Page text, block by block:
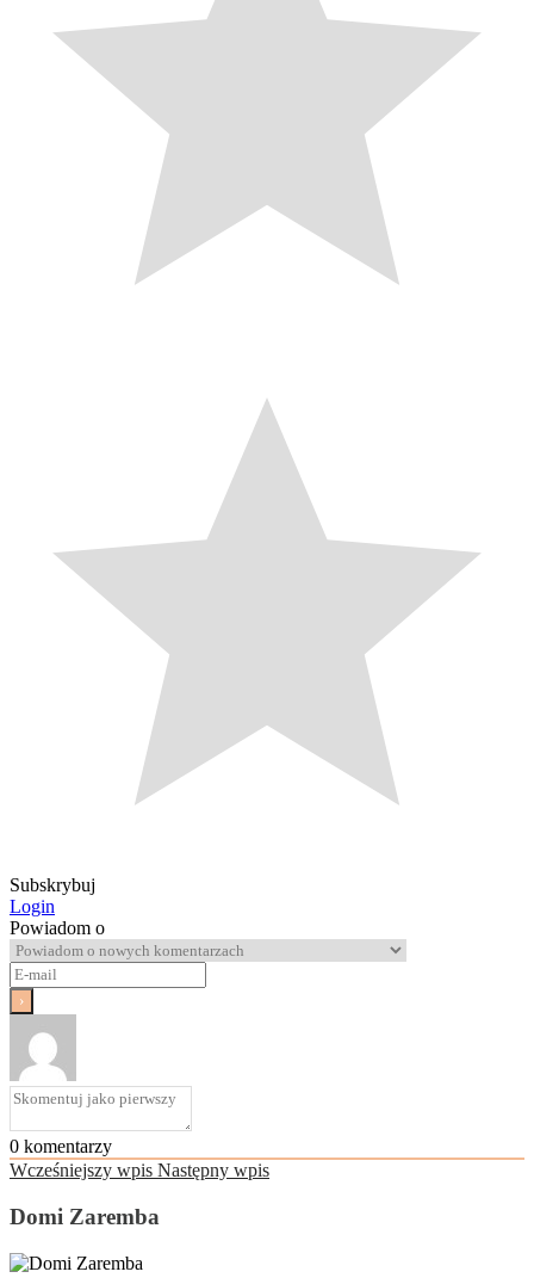
Subskrybuj
Login
Powiadom o
0 komentarzy
Wcześniejszy wpis Następny wpis
Domi Zaremba